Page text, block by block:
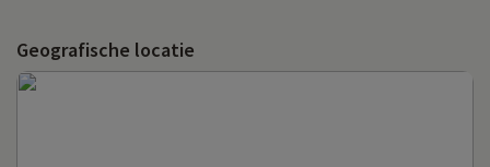
Geografische locatie